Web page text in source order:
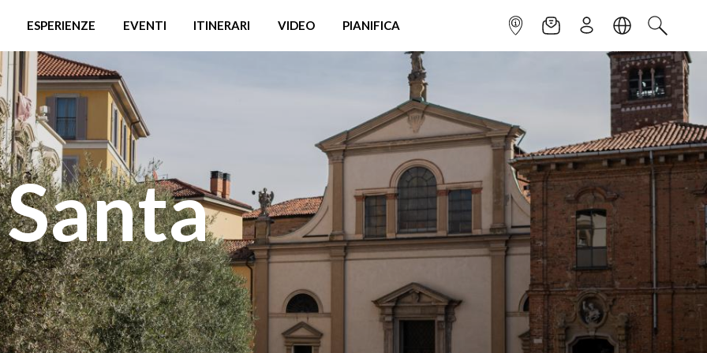
ESPERIENZE EVENTI ITINERARI VIDEO PIANIFICA INFOPOINTNEWSLETTER
ISCRIVITILINGUACERCA